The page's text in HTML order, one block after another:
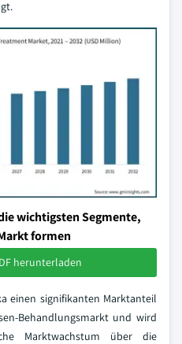
wichtigsten Segmente,
formen
herunterladen
einen signifikanten Marktanteil
Behandlungsmarkt und wird
Marktwachstum über die